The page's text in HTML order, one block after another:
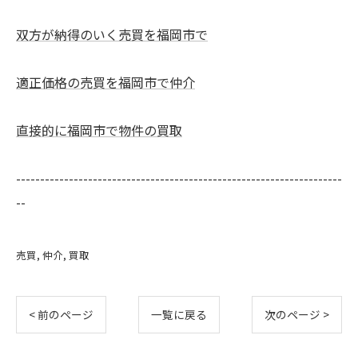
双方が納得のいく売買を福岡市で
適正価格の売買を福岡市で仲介
直接的に福岡市で物件の買取
--------------------------------------------------------------------
--
売買 仲介 買取
< 前のページ 一覧に戻る 次のページ >